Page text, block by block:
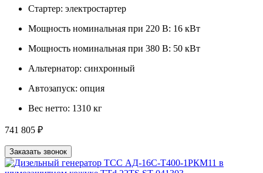
Стартер: электростартер
Мощность номинальная при 220 В: 16 кВт
Мощность номинальная при 380 В: 50 кВт
Альтернатор: синхронный
Автозапуск: опция
Вес нетто: 1310 кг
741 805 ₽
Заказать звонок